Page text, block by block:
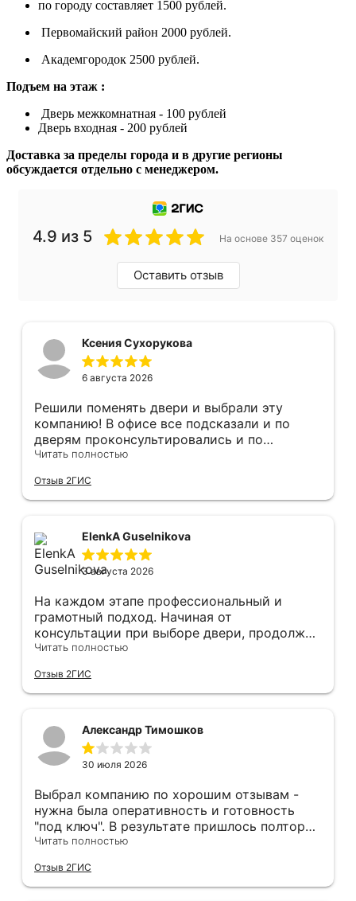
по городу составляет 1500 рублей.
Первомайский район 2000 рублей.
Академгородок 2500 рублей.
Подъем на этаж :
Дверь межкомнатная - 100 рублей
Дверь входная - 200 рублей
Доставка за пределы города и в другие регионы
обсуждается отдельно с менеджером.
4.9 из 5 На основе 357 оценок
Оставить отзыв
Ксения Сухорукова
6 августа 2026
Решили поменять двери и выбрали эту
компанию! В офисе все подсказали и по
дверям проконсультировались и по
фурнитуре. Анастасия ответила на все
Монтаж быстро, качественно и аккуратно,
Сергея прямо рекомендую! С утра до
мусор убирает после монтажа. Рекомендую!
Читать полностью
Отзыв 2ГИС
ElenkA Guselnikova
3 августа 2026
На каждом этапе профессиональный и
грамотный подход. Начиная от
консультации при выборе двери, продолжая
оперативным замером, завершая быстрой и
оформление двери - отдельное спасибо!
Рекомендуем и планируем в дальнейшем, по
Читать полностью
Отзыв 2ГИС
Александр Тимошков
30 июля 2026
Выбрал компанию по хорошим отзывам -
нужна была оперативность и готовность
"под ключ". В результате пришлось полтора
часа потратить на уборку подъезда, так как
"утилизация старой двери" не входит
уборка выломанного деревянного косяка и
Читать полностью
Отзыв 2ГИС